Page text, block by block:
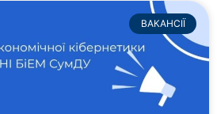
ВАКАНСІЇ